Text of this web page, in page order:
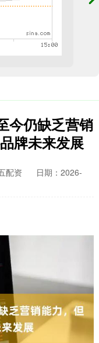
今仍缺乏营销
牌未来发展
配资
日期：2026-